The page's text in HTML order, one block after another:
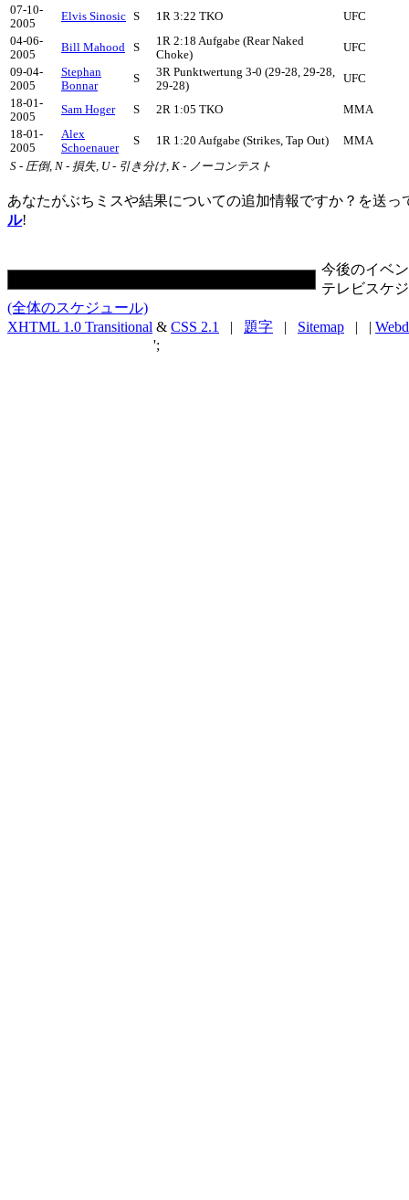
07-10-
2005
Elvis Sinosic S 1R 3:22 TKO
UFC
04-06-
2005
Bill Mahood S
1R 2:18 Aufgabe (Rear Naked
Choke)
UFC
09-04-
2005
Stephan
Bonnar
S
3R Punktwertung 3-0 (29-28, 29-28,
29-28)
UFC
18-01-
2005
Sam Hoger S 2R 1:05 TKO
MMA
18-01-
2005
Alex
Schoenauer
S 1R 1:20 Aufgabe (Strikes, Tap Out)
MMA
S - 圧倒, N - 損失, U - 引き分け, K - ノーコンテスト
あなたがぶちミスや結果についての追加情報ですか？を送っ
ル!
今後のイベ
テレビスケ
(全体のスケジュール)
XHTML 1.0 Transitional & CSS 2.1 | 題字 | Sitemap | |
';